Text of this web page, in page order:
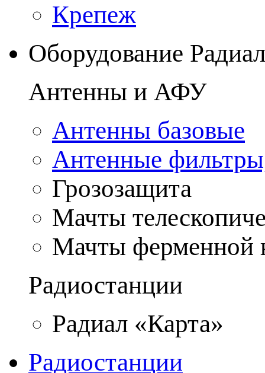
Крепеж
Оборудование Радиал
Антенны и АФУ
Антенны базовые
Антенные
Грозозащита
Мачты
Мачты ферменной
Радиостанции
Радиал «Карта»
Радиостанции